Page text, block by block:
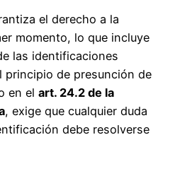
el derecho a la
momento, lo que incluye
las identificaciones
principio de presunción de
en el art. 24.2 de la
, exige que cualquier duda
debe resolverse